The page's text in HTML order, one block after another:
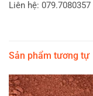
Liên hệ: 079.7080357
Sản phẩm tương tự